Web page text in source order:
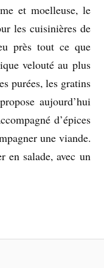
et moelleuse, le
les cuisinières de
près tout ce que
velouté au plus
purées, les gratins
aujourd’hui
d’épices
une viande.
en salade, avec un